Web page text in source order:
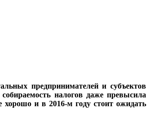
предпринимателей и субъектов
налогов даже превысила
хорошо и в 2016-м году стоит ожидать